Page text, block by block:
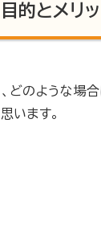
的とメリッ
どのような場
います。